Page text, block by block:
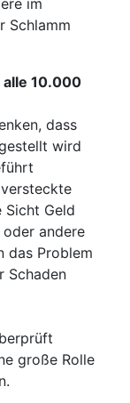
Schlamm
10.000
dass
wird
Sicht Geld
andere
das Problem
Schaden
große Rolle